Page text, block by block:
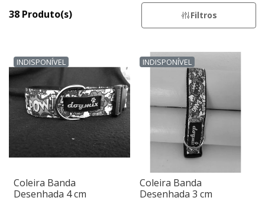
38 Produto(s) Filtros
INDISPONÍVEL
Coleira Banda
Desenhada 4 cm
INDISPONÍVEL
Coleira Banda
Desenhada 3 cm